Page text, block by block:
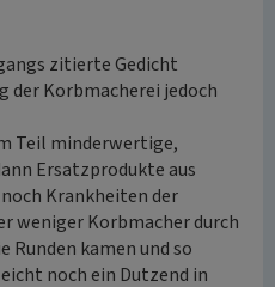
zitierte Gedicht
der Korbmacherei jedoch
Teil minderwertige,
Ersatzprodukte aus
Krankheiten der
weniger Korbmacher durch
Runden kamen und so
noch ein Dutzend in